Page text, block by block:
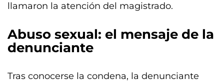
llamaron la atención del magistrado.
Abuso sexual: el mensaje de la
denunciante
Tras conocerse la condena, la denunciante